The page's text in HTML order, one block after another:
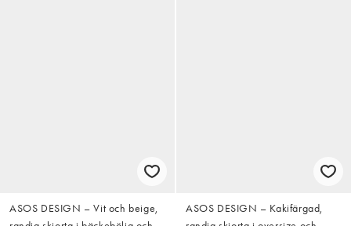
ASOS DESIGN – Vit och beige,
ASOS DESIGN – Kakifärgad,